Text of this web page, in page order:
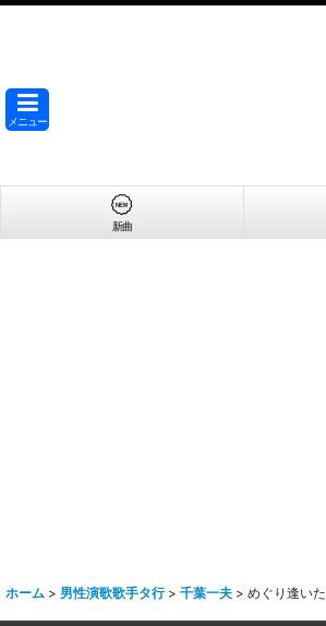
メニュー
新曲
ホーム > 男性演歌歌手タ行 > 千葉一夫 > めぐり逢い